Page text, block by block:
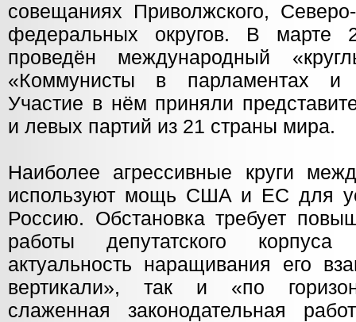
совещаниях Приволжского,
федеральных округов. В марте
проведён международный
«Коммунисты в парламентах и
Участие в нём приняли
и левых партий из 21 страны мира.
Наиболее агрессивные круги
используют мощь США и ЕС для
Россию. Обстановка требует
работы депутатского
актуальность наращивания его
вертикали», так и «по
слаженная законодательная